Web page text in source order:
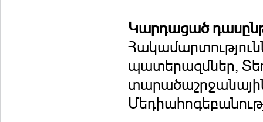
Կարդացած
պատերազմներ,